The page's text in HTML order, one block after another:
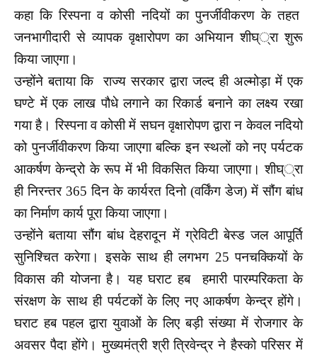
कहा कि रिस्पना व कोसी नदियों का पुनर्जीवीकरण के तहत
जनभागीदारी से व्यापक वृक्षारोपण का अभियान शीघ््रा शुरू
किया जाएगा।
उन्होंने बताया कि राज्य सरकार द्वारा जल्द ही अल्मोड़ा में एक
घण्टे में एक लाख पौधे लगाने का रिकार्ड बनाने का लक्ष्य रखा
गया है। रिस्पना व कोसी में सघन वृक्षारोपण द्वारा न केवल नदियो
को पुनर्जीवीकरण किया जाएगा बल्कि इन स्थलों को नए पर्यटक
आकर्षण केन्द्रो के रूप में भी विकसित किया जाएगा। शीघ््रा
ही निरन्तर 365 दिन के कार्यरत दिनो (वर्किंग डेज) में सौंग बांध
का निर्माण कार्य पूरा किया जाएगा।
उन्होंने बताया सौंग बांध देहरादून में ग्रेविटी बेस्ड जल आपूर्ति
सुनिश्चित करेगा। इसके साथ ही लगभग 25 पनचक्कियों के
विकास की योजना है। यह घराट हब हमारी पारम्परिकता के
संरक्षण के साथ ही पर्यटकों के लिए नए आकर्षण केन्द्र होंगे।
घराट हब पहल द्वारा युवाओं के लिए बड़ी संख्या में रोजगार के
अवसर पैदा होंगे। मुख्यमंत्री श्री त्रिवेन्द्र ने हैस्को परिसर में